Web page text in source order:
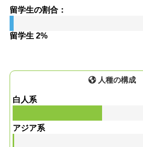
留学生の割合：
留学生 2%
人種の構成
白人系
アジア系